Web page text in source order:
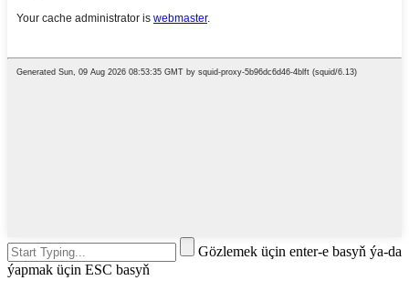
Gözlemek üçin enter-e basyň ýa-da
ýapmak üçin ESC basyň